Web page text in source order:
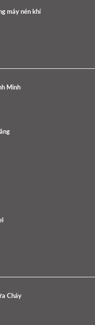
máy nén khí
Minh
Cháy